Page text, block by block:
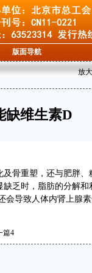
版面导航
放大
缺维生素D
骨重塑，还与肥胖、
乏时，脂肪的分解和
会导致人体内肾上腺
篇4